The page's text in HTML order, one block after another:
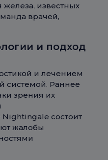
известных
врачей,
и подход
и лечением
системой. Раннее
зрения их
состоит
жалобы